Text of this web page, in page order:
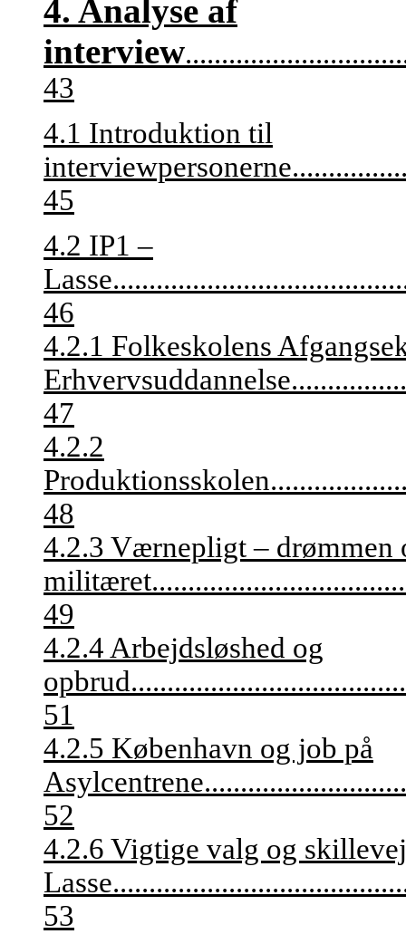
4. Analyse af
interview
43
4.1 Introduktion til
interviewpersonerne
45
4.2 IP1 –
Lasse
46
4.2.1 Folkeskolens
Erhvervsuddannelse
47
4.2.2
Produktionsskolen
48
4.2.3 Værnepligt – drømmen
militæret
49
4.2.4 Arbejdsløshed og
opbrud
51
4.2.5 København og job på
Asylcentrene
52
4.2.6 Vigtige valg og
Lasse
53